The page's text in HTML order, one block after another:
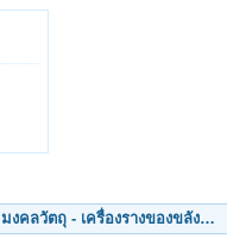
มงคลวัตถุ - เครื่องรางของขลัง (๑๒)